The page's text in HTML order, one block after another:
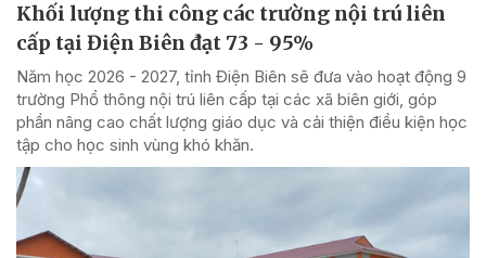
Khối lượng thi công các trường nội trú liên
cấp tại Điện Biên đạt 73 - 95%
Năm học 2026 - 2027, tỉnh Điện Biên sẽ đưa vào hoạt động 9
trường Phổ thông nội trú liên cấp tại các xã biên giới, góp
phần nâng cao chất lượng giáo dục và cải thiện điều kiện học
tập cho học sinh vùng khó khăn.